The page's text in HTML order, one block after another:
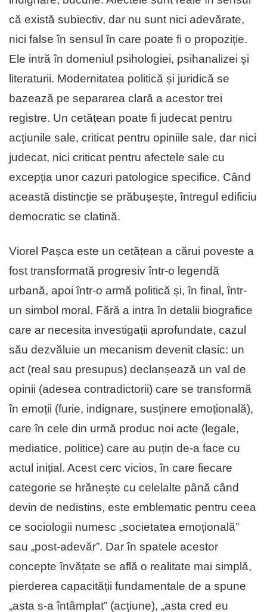
că există subiectiv, dar nu sunt nici adevărate,
nici false în sensul în care poate fi o propoziție.
Ele intră în domeniul psihologiei, psihanalizei și
literaturii. Modernitatea politică și juridică se
bazează pe separarea clară a acestor trei
registre. Un cetățean poate fi judecat pentru
acțiunile sale, criticat pentru opiniile sale, dar nici
judecat, nici criticat pentru afectele sale cu
excepția unor cazuri patologice specifice. Când
această distincție se prăbușește, întregul edificiu
democratic se clatină.
Viorel Pașca este un cetățean a cărui poveste a
fost transformată progresiv într-o legendă
urbană, apoi într-o armă politică și, în final, într-
un simbol moral. Fără a intra în detalii biografice
care ar necesita investigații aprofundate, cazul
său dezvăluie un mecanism devenit clasic: un
act (real sau presupus) declanșează un val de
opinii (adesea contradictorii) care se transformă
în emoții (furie, indignare, susținere emoțională),
care în cele din urmă produc noi acte (legale,
mediatice, politice) care au puțin de-a face cu
actul inițial. Acest cerc vicios, în care fiecare
categorie se hrănește cu celelalte până când
devin de nedistins, este emblematic pentru ceea
ce sociologii numesc „societatea emoțională”
sau „post-adevăr”. Dar în spatele acestor
concepte învățate se află o realitate mai simplă,
pierderea capacității fundamentale de a spune
„asta s-a întâmplat” (acțiune), „asta cred eu